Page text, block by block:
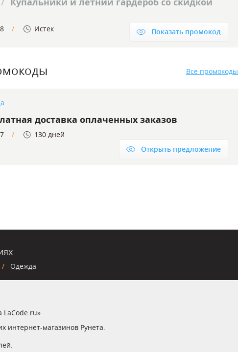
Истек Показать промокод
Все промокоды
доставка оплаченных заказов
130 дней
Открыть предложение
Одежда
LaCode.ru»
интернет-магазинов Рунета.